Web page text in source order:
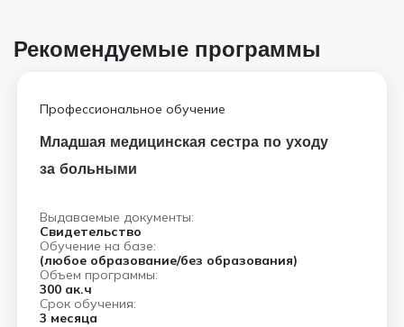
Рекомендуемые программы
Профессиональное обучение
Младшая медицинская сестра по уходу
за больными
Выдаваемые документы:
Свидетельство
Обучение на базе:
(любое образование/без образования)
Объем программы:
300 ак.ч
Срок обучения:
3 месяца